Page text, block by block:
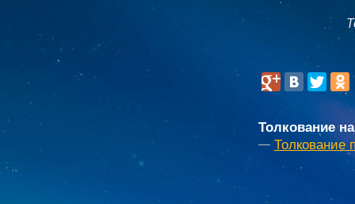
Толкование
Толкование